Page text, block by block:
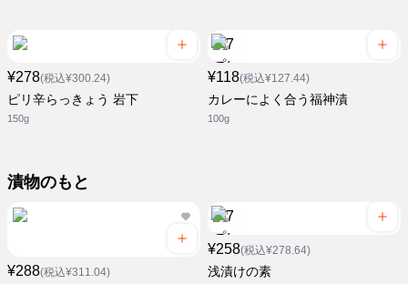
¥278(税込¥300.24)
ピリ辛らっきょう 岩下
150g
¥118(税込¥127.44)
カレーによく合う福神漬
100g
漬物のもと
¥288(税込¥311.04)
¥258(税込¥278.64)
浅漬けの素